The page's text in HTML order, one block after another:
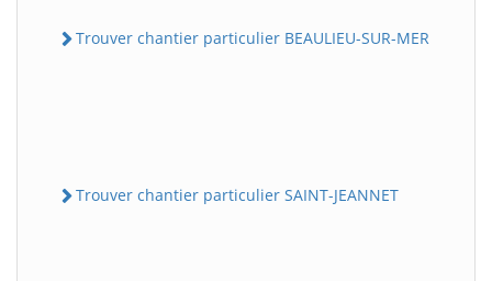
Trouver chantier particulier BEAULIEU-SUR-MER
Trouver chantier particulier SAINT-JEANNET